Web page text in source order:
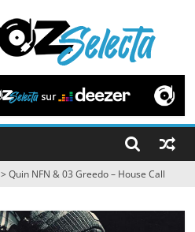
>Quin NFN & 03 Greedo – House Call